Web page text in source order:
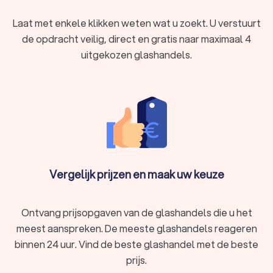
Jabbeke Varsenare inschakelen?
Varsenare in te huren:
Veiligheid:
glashandels hebben de juiste kennis en
ervaring om glaswerken veilig en correct te plaatsen. Dit
Professionele glazenmakerss in Jabbeke
Varsenare gebruiken hoogwaardig materiaal en
geavanceerde technieken om ervoor te zorgen dat de
glaswerken goed worden geïnstalleerd.
Een ervaren glashandel uit Jabbeke Varsenare
nodig met een kapotte ruit zit. Dit komt zeker voordelig
Varsenare die u met spoed kunt inschakelen.
Laat met enkele klikken weten wat u zoekt. U verstuurt
de opdracht veilig, direct en gratis naar maximaal 4
uitgekozen glashandels.
Vergelijk prijzen en maak uw keuze
Ontvang prijsopgaven van de glashandels die u het
meest aanspreken. De meeste glashandels reageren
binnen 24 uur. Vind de beste glashandel met de beste
prijs.